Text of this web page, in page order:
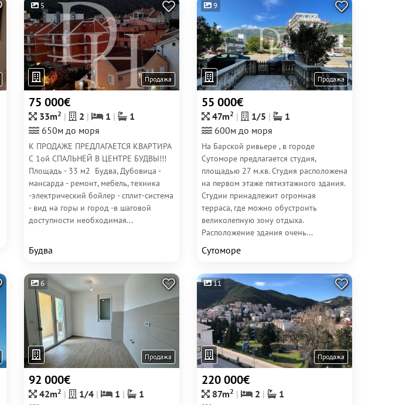
5
Продажа
75 000€
33m2 2 1
1
650м до моря
К ПРОДАЖЕ ПРЕДЛАГАЕТСЯ КВАРТИРА
С 1ой СПАЛЬНЕЙ В ЦЕНТРЕ БУДВЫ!!!
Площадь - 33 м2 Будва, Дубовица -
мансарда - ремонт, мебель, техника
-электрический бойлер - сплит-система
- вид на горы и город -в шаговой
доступности необходимая...
Будва
9
Продажа
55 000€
47m2 1/5
1
600м до моря
На Барской ривьере , в городе
Сутоморе предлагается студия,
площадью 27 м.кв. Студия расположена
на первом этаже пятиэтажного здания.
Студии принадлежит огромная
терраса, где можно обустроить
великолепную зону отдыха.
Расположение здания очень...
Сутоморе
6
Продажа
92 000€
42m2 1/4 1
1
11
Продажа
220 000€
87m2 2
1